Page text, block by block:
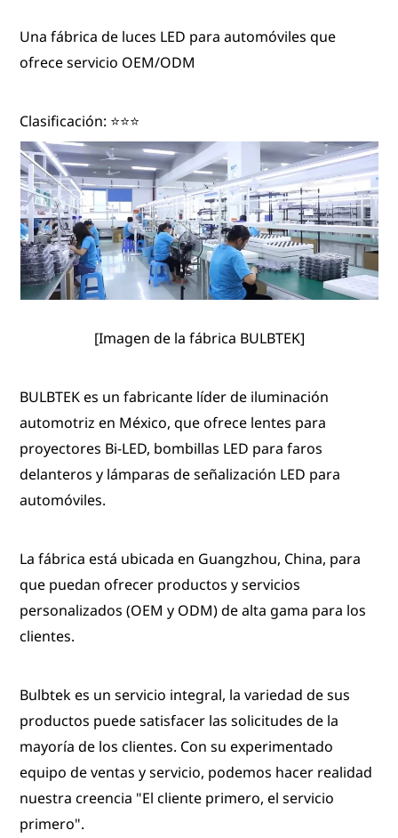
Una fábrica de luces LED para automóviles que
ofrece servicio OEM/ODM
Clasificación: ⭐⭐⭐
[Imagen de la fábrica BULBTEK]
BULBTEK es un fabricante líder de iluminación
automotriz en México, que ofrece lentes para
proyectores Bi-LED, bombillas LED para faros
delanteros y lámparas de señalización LED para
automóviles.
La fábrica está ubicada en Guangzhou, China, para
que puedan ofrecer productos y servicios
personalizados (OEM y ODM) de alta gama para los
clientes.
Bulbtek es un servicio integral, la variedad de sus
productos puede satisfacer las solicitudes de la
mayoría de los clientes. Con su experimentado
equipo de ventas y servicio, podemos hacer realidad
nuestra creencia "El cliente primero, el servicio
primero".